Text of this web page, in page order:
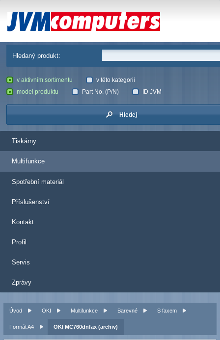
JVM Computers
Hledaný produkt:
v aktivním sortimentu
v této kategorii
model produktu
Part No. (P/N) ID JVM
Hledej
Tiskárny
Multifunkce
Spotřební materiál
Příslušenství
Kontakt
Profil
Servis
Zprávy
Úvod OKI Multifunkce Barevné S faxem
Formát A4 OKI MC760dnfax (archiv)